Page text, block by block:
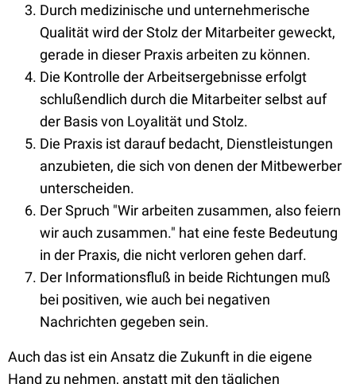
Durch medizinische und unternehmerische
Qualität wird der Stolz der Mitarbeiter geweckt,
gerade in dieser Praxis arbeiten zu können.
Die Kontrolle der Arbeitsergebnisse erfolgt
schlußendlich durch die Mitarbeiter selbst auf
der Basis von Loyalität und Stolz.
Die Praxis ist darauf bedacht, Dienstleistungen
anzubieten, die sich von denen der Mitbewerber
unterscheiden.
Der Spruch "Wir arbeiten zusammen, also feiern
wir auch zusammen." hat eine feste Bedeutung
in der Praxis, die nicht verloren gehen darf.
Der Informationsfluß in beide Richtungen muß
bei positiven, wie auch bei negativen
Nachrichten gegeben sein.
Auch das ist ein Ansatz die Zukunft in die eigene
Hand zu nehmen, anstatt mit den täglichen